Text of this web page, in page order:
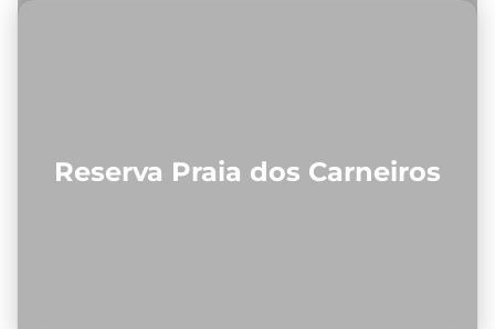
Reserva Praia dos Carneiros